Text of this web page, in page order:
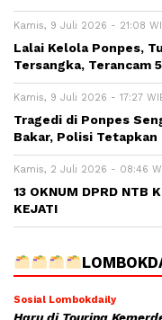
Kamis, 9 Juli 2026 - 21:08
Lalai Kelola Ponpes,
Tersangka, Terancam
Kamis, 9 Juli 2026 - 17:27
Tragedi di Ponpes
Bakar, Polisi Tetapkan
Kamis, 2 Juli 2026 - 08:46
13 OKNUM DPRD NTB
KEJATI
Sosial Lombokdaily
Haru di Touring